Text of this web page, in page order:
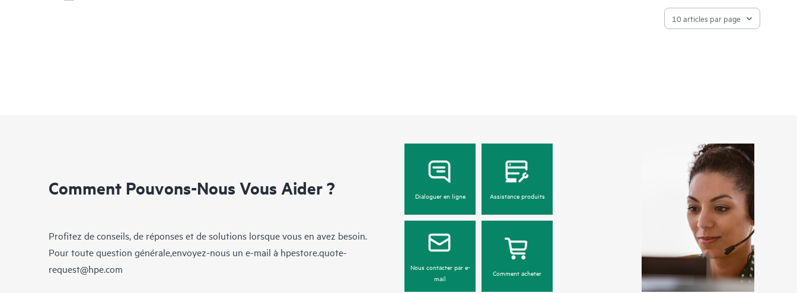
Comment Pouvons-Nous Vous Aider ?
Profitez de conseils, de réponses et de solutions lorsque vous en avez besoin.
Pour toute question générale,envoyez-nous un e-mail à hpestore.quote-
request@hpe.com
Dialoguer en ligne Assistance produits
Nous contacter par e-
mail
Comment acheter